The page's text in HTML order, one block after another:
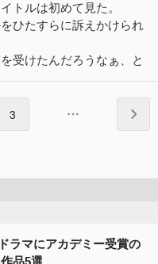
トルは初めて見た。
ひたすらに訴えかけられ
受けたんだろうなぁ、と
3
ラマにアカデミー受賞の